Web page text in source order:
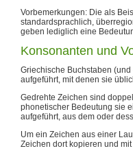
Vorbemerkungen: Die als
standardsprachlich,
geben lediglich eine
Konsonanten und
Griechische Buchstaben
aufgeführt, mit denen sie
Gedrehte Zeichen sind
phonetischer Bedeutung sie
aufgeführt, aus dem oder
Um ein Zeichen aus einer
Zeichen dort kopieren und